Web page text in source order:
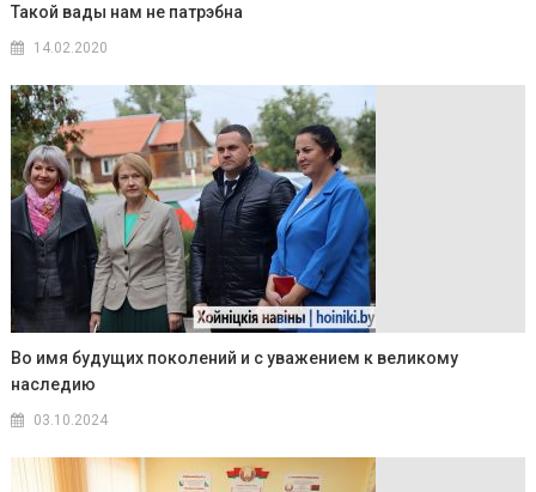
Такой вады нам не патрэбна
14.02.2020
Во имя будущих поколений и с уважением к великому
наследию
03.10.2024